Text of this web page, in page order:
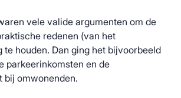
vele valide argumenten om de
redenen (van het
te houden. Dan ging het bijvoorbeeld
parkeerinkomsten en de
bij omwonenden.